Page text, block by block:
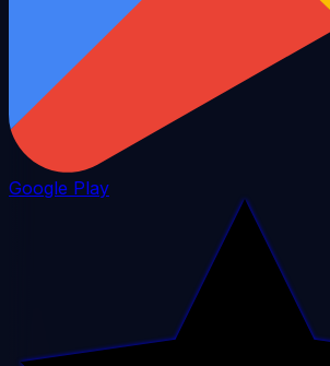
Google Play